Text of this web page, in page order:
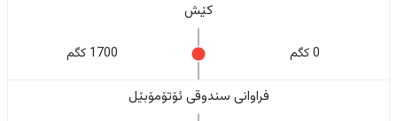
کێش
0 کگم 1700 کگم
فراوانی سندوقی ئۆتۆمۆبێل